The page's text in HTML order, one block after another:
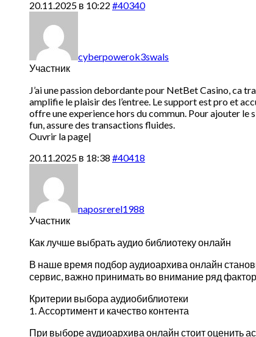
20.11.2025 в 10:22 #40340
cyberpowerok3swals
Участник
J’ai une passion debordante pour NetBet Casino, ca
amplifie le plaisir des l’entree. Le support est pro et
offre une experience hors du commun. Pour ajouter
fun, assure des transactions fluides.
Ouvrir la page|
20.11.2025 в 18:38 #40418
naposrerel1988
Участник
Как лучше выбрать аудио библиотеку онлайн
В наше время подбор аудиоархива онлайн
сервис, важно принимать во внимание ряд
Критерии выбора аудиобиблиотеки
1. Ассортимент и качество контента
При выборе аудиоархива онлайн стоит оценить